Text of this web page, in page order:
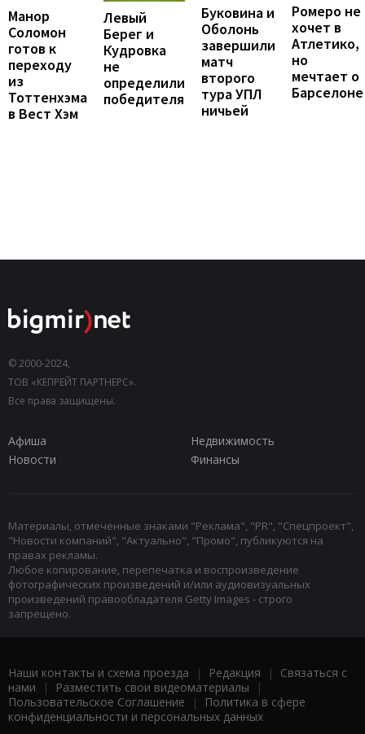
Манор
Соломон
готов к
переходу
из
Тоттенхэма
в Вест Хэм
Левый
Берег и
Кудровка
не
определили
победителя
Буковина и
Оболонь
завершили
матч
второго
тура УПЛ
ничьей
Ромеро не
хочет в
Атлетико,
но
мечтает о
Барселоне
© 2000-2024,
ТОВ «КЕПРЕЙТ ПАРТНЕРС».
Все права защищены.
Афиша
Недвижимость
Новости
Финансы
Материалы, отмеченные знаками "Реклама", "PR", "Спецпроект",
"Новости компаний", "Актуально", "Промо", публикуются на
правах рекламы.
Любое копирование, перепечатка и воспроизведение
фотографических произведений и/или аудиовизуальных
произведений правообладателя Getty Images - строго
запрещено.
Наши контакты и схема проезда | Редакция | Связаться с
нами | Разместить свои видеоматериалы |
Пользовательское Соглашение |
Политика в сфере
конфиденциальности и персональных данных